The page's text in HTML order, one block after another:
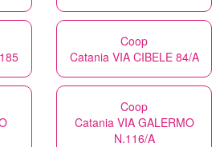
Coop
Catania VIA CIBELE 84/A
Coop
Catania VIA GALERMO
N.116/A